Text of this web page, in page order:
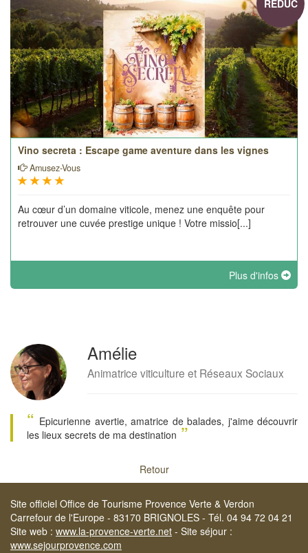
Vino secreta : Escape game aventure dans les vignes
Amusez-Vous
Au cœur d’un domaine viticole, menez une enquête pour
retrouver une cuvée prestige unique ! Votre missio[...]
Plus d'infos
REDUC
Amélie
Animatrice viticulture et Réseaux Sociaux
“ Epicurienne avertie, amatrice de balades, j'aime découvrir
les lieux secrets de ma destination ”
Retour
Site officiel Office de Tourisme Provence Verte & Verdon
Carrefour de l'Europe - 83170 BRIGNOLES - Tél. 04 94 72 04 21
Site web : www.la-provence-verte.net - Site séjour :
www.sejourprovence.com